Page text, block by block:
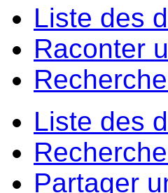
Liste des
Raconter
Liste des
Partager